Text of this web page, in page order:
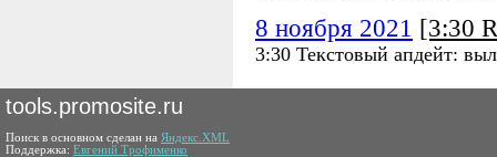
8 ноября 2021 [3:30
3:30 Текстовый апдейт:
tools.promosite.ru
Поиск в основном сделан на Яндекс.XML
Поддержка: Евгений Трофименко